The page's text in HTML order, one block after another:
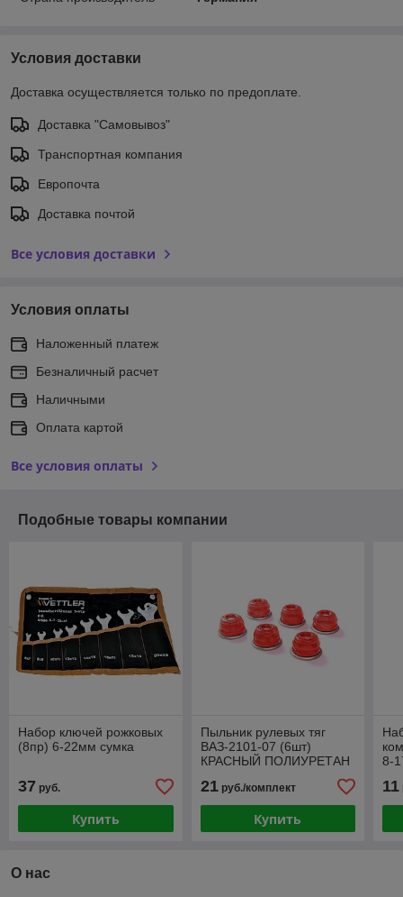
Условия доставки
Доставка осуществляется только по предоплате.
Доставка "Самовывоз"
Транспортная компания
Европочта
Доставка почтой
Все условия доставки
Условия оплаты
Наложенный платеж
Безналичный расчет
Наличными
Оплата картой
Все условия оплаты
Подобные товары компании
Набор ключей рожковых
(8пр) 6-22мм сумка
37 руб.
Купить
Пыльник рулевых тяг
ВАЗ-2101-07 (6шт)
КРАСНЫЙ ПОЛИУРЕТАН
21руб./комплект
Купить
8-
11
О нас